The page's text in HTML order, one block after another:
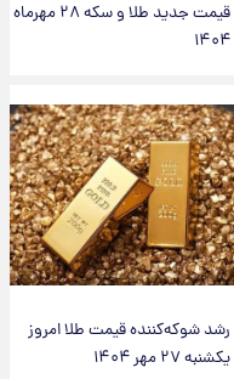
قیمت جدید طلا و سکه ۲۸ مهرماه
۱۴۰۴
رشد شوکه‌کننده قیمت طلا امروز
یکشنبه ۲۷ مهر ۱۴۰۴